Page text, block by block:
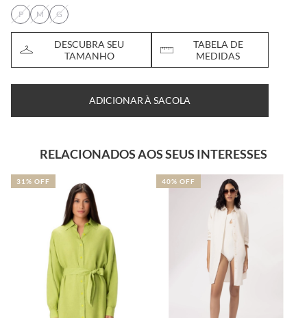
P
M G
DESCUBRA SEU
TAMANHO
TABELA DE
MEDIDAS
ADICIONAR À SACOLA
RELACIONADOS AOS SEUS INTERESSES
31% OFF 40% OFF